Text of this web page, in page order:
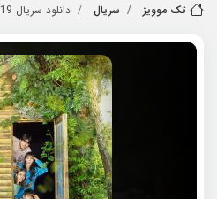
تک موویز سریال دانلود سریال 2019 Beautiful Love Wonderful Life